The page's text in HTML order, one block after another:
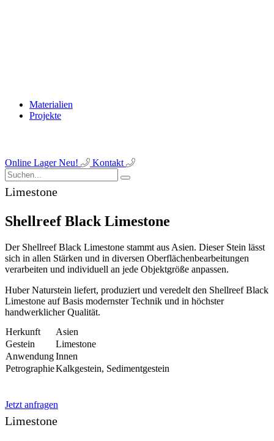
Materialien
Projekte
Online LagerNeu! Kontakt
Limestone
Shellreef Black Limestone
Der Shellreef Black Limestone stammt aus Asien. Dieser Stein lässt
sich in allen Stärken und in diversen Oberflächenbearbeitungen
verarbeiten und individuell an jede Objektgröße anpassen.
Huber Naturstein liefert, produziert und veredelt den Shellreef Black
Limestone auf Basis modernster Technik und in höchster
handwerklicher Qualität.
Herkunft
Asien
Gestein
Limestone
AnwendungInnen
PetrographieKalkgestein, Sedimentgestein
Jetzt anfragen
Limestone